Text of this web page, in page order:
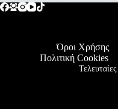
Όροι Χρήσης
Πολιτική Cookies